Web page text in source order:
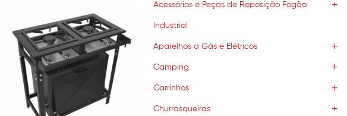
Acessórios e Peças de Reposição Fogão
Industrial
Aparelhos a Gás e Elétricos
Camping
Carrinhos
Churrasqueiras